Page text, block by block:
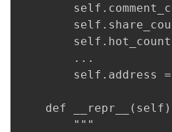
self.share_count
self.hot_count =
...
self.address =
def
"""